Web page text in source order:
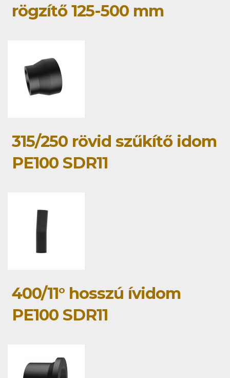
rögzítő 125-500 mm
315/250 rövid szűkítő idom
PE100 SDR11
400/11° hosszú ívidom
PE100 SDR11